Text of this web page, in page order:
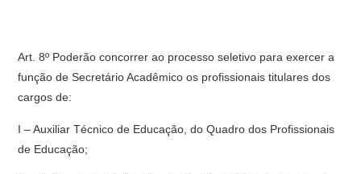
Art. 8º Poderão concorrer ao processo seletivo para exercer a
função de Secretário Acadêmico os profissionais titulares dos
cargos de:
I – Auxiliar Técnico de Educação, do Quadro dos Profissionais
de Educação;